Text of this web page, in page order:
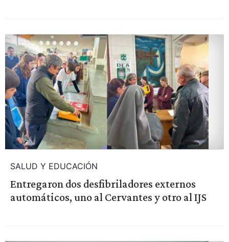
SALUD Y EDUCACIÓN
Entregaron dos desfibriladores externos
automáticos, uno al Cervantes y otro al IJS